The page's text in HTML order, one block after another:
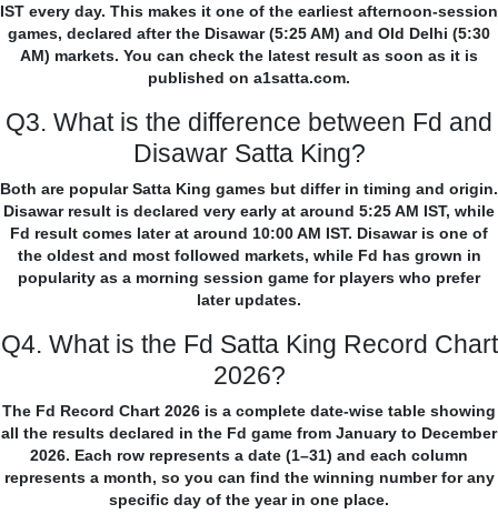
IST every day. This makes it one of the earliest afternoon-session
games, declared after the Disawar (5:25 AM) and Old Delhi (5:30
AM) markets. You can check the latest result as soon as it is
published on a1satta.com.
Q3. What is the difference between Fd and
Disawar Satta King?
Both are popular Satta King games but differ in timing and origin.
Disawar result is declared very early at around 5:25 AM IST, while
Fd result comes later at around 10:00 AM IST. Disawar is one of
the oldest and most followed markets, while Fd has grown in
popularity as a morning session game for players who prefer
later updates.
Q4. What is the Fd Satta King Record Chart
2026?
The Fd Record Chart 2026 is a complete date-wise table showing
all the results declared in the Fd game from January to December
2026. Each row represents a date (1–31) and each column
represents a month, so you can find the winning number for any
specific day of the year in one place.